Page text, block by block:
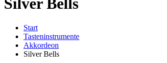
Silver Bells
Start
Tasteninstrumente
Akkordeon
Silver Bells